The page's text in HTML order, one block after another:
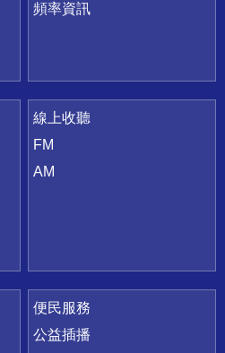
頻率資訊
線上收聽
FM
AM
便民服務
公益插播